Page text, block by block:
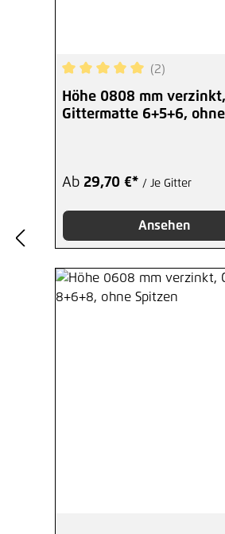
Durchschnittliche
(2)
Höhe 0808 mm verzinkt,
Gittermatte 6+5+6,
Ab 29,70 €* / Je Gitter
Ansehen